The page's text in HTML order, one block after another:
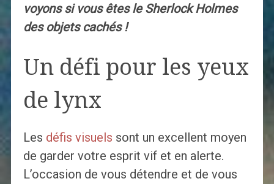
voyons si vous êtes le Sherlock Holmes
des objets cachés !
Un défi pour les yeux
de lynx
Les défis visuels sont un excellent moyen
de garder votre esprit vif et en alerte.
L’occasion de vous détendre et de vous